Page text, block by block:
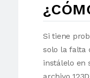
Si tiene
solo la falta
instálelo en